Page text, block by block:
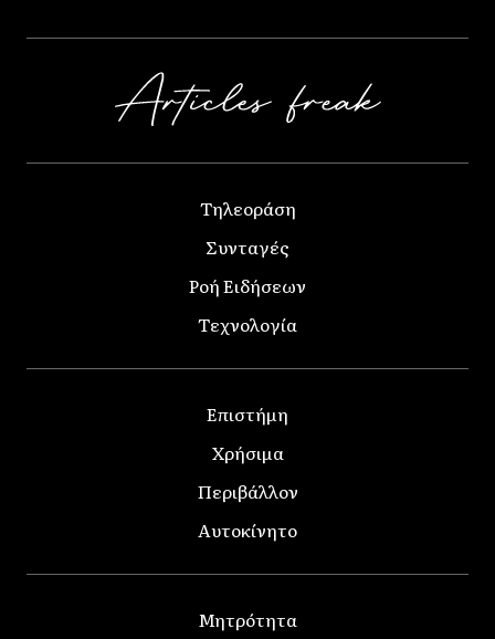
Τηλεοράση
Συνταγές
Ροή Ειδήσεων
Τεχνολογία
Επιστήμη
Χρήσιμα
Περιβάλλον
Αυτοκίνητο
Μητρότητα